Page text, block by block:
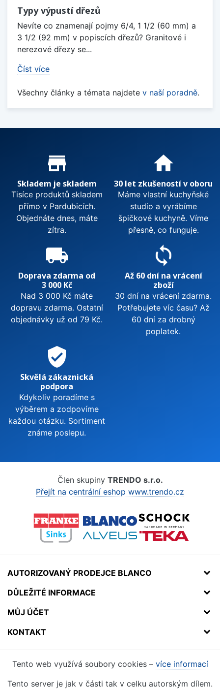
Typy výpustí dřezů
Nevíte co znamenají pojmy 6/4, 1 1/2 (60 mm) a
3 1/2 (92 mm) v popiscích dřezů? Granitové i
nerezové dřezy se...
Číst více
Všechny články a témata najdete v naší poradně.
Proč nakupovat u nás?
store_mall_directory
Skladem je skladem
Tisíce produktů skladem
přímo v Pardubicích.
Objednáte dnes, máte
zítra.
home
30 let zkušeností v oboru
Máme vlastní kuchyňské
studio a vyrábíme
špičkové kuchyně. Víme
přesně, co funguje.
local_shipping
Doprava zdarma od
3 000 Kč
Nad 3 000 Kč máte
dopravu zdarma. Ostatní
objednávky už od 79 Kč.
sync
Až 60 dní na vrácení
zboží
30 dní na vrácení zdarma.
Potřebujete víc času? Až
60 dní za drobný
poplatek.
verified_user
Skvělá zákaznická
podpora
Kdykoliv poradíme s
výběrem a zodpovíme
každou otázku. Sortiment
známe poslepu.
Člen skupiny TRENDO s.r.o.
Přejít na centrální eshop www.trendo.cz
AUTORIZOVANÝ PRODEJCE BLANCO
DŮLEŽITÉ INFORMACE
MŮJ ÚČET
KONTAKT
Tento web využívá soubory cookies – více informací
Tento server je jak v části tak v celku autorským dílem.